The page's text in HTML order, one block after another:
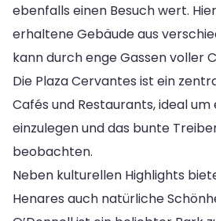
ebenfalls einen Besuch wert.
erhaltene Gebäude aus
kann durch enge Gassen voller
Die Plaza Cervantes ist ein
Cafés und Restaurants, ideal um
einzulegen und das bunte
beobachten.
Neben kulturellen Highlights
Henares auch natürliche